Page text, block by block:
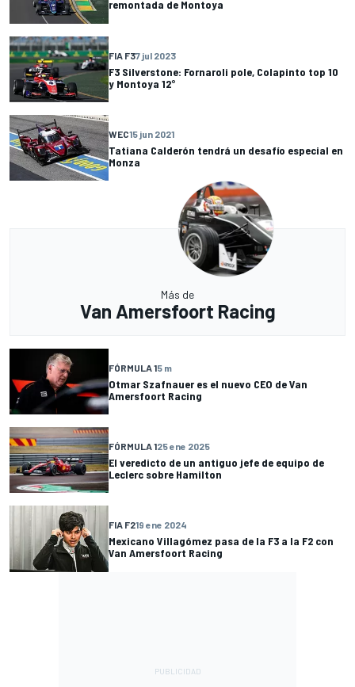
remontada de Montoya
FIA F37 jul 2023
F3 Silverstone: Fornaroli pole, Colapinto top 10
y Montoya 12°
WEC15 jun 2021
Tatiana Calderón tendrá un desafío especial en
Monza
Más de
Van Amersfoort Racing
FÓRMULA 15 m
Otmar Szafnauer es el nuevo CEO de Van
Amersfoort Racing
FÓRMULA 125 ene 2025
El veredicto de un antiguo jefe de equipo de
Leclerc sobre Hamilton
FIA F219 ene 2024
Mexicano Villagómez pasa de la F3 a la F2 con
Van Amersfoort Racing